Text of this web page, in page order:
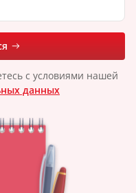
с условиями нашей
данных